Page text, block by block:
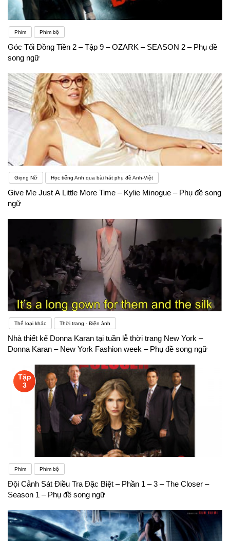
Phim Phim bộ
Góc Tối Đồng Tiền 2 – Tập 9 – OZARK – SEASON 2 – Phụ đề
song ngữ
Giọng Nữ Học tiếng Anh qua bài hát phụ đề Anh-Việt
Give Me Just A Little More Time – Kylie Minogue – Phụ đề song
ngữ
Thể loại khác Thời trang - Điện ảnh
Nhà thiết kế Donna Karan tại tuần lễ thời trang New York –
Donna Karan – New York Fashion week – Phụ đề song ngữ
Tập
3
Phim Phim bộ
Đội Cảnh Sát Điều Tra Đặc Biệt – Phần 1 – 3 – The Closer –
Season 1 – Phụ đề song ngữ